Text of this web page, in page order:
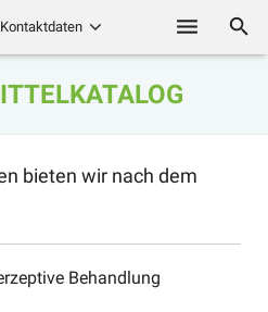
Kontaktdaten
bieten wir nach dem
Behandlung